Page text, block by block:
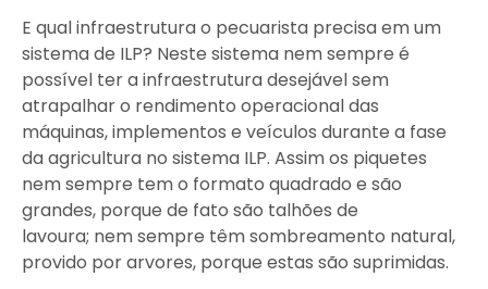
E qual infraestrutura o pecuarista precisa em um
sistema de ILP? Neste sistema nem sempre é
possível ter a infraestrutura desejável sem
atrapalhar o rendimento operacional das
máquinas, implementos e veículos durante a fase
da agricultura no sistema ILP. Assim os piquetes
nem sempre tem o formato quadrado e são
grandes, porque de fato são talhões de
lavoura; nem sempre têm sombreamento natural,
provido por arvores, porque estas são suprimidas.